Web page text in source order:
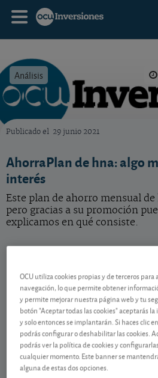
Análisis
Publicado el 29 junio 2021
AhorraPlan de hna: algo
interés
Este plan de ahorro mensual de
pero gracias a su promoción
explicamos en qué consiste.
Entre los productos de ahorro
arquitectos, arquitectos
www.hna.es; 913 343 279)
plan de ahorro mensual a 5
una rentabilidad anual neta del
encuentra en promoción hasta
sus mutualistas y allegados.
OCU utiliza cookies propias y de terceros
navegación, lo que permite obtener
y permite mejorar nuestra página web y tu
botón "Aceptar todas las cookies" aceptarás
y solo entonces se implantarán. Si haces clic
podrás configurar o deshabilitar las cookies.
podrás ver la política de cookies y
cualquier momento. Este banner se
alguna de estas dos opciones.